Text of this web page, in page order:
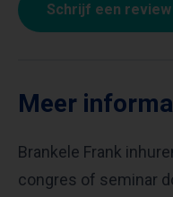
Schrijf een review
Meer
Brankele Frank
congres of seminar